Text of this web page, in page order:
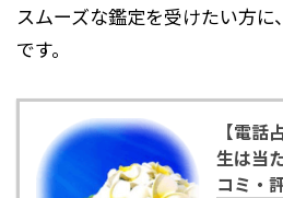
スムーズな鑑定を受けたい方
です。
【電話
生は当
コミ・